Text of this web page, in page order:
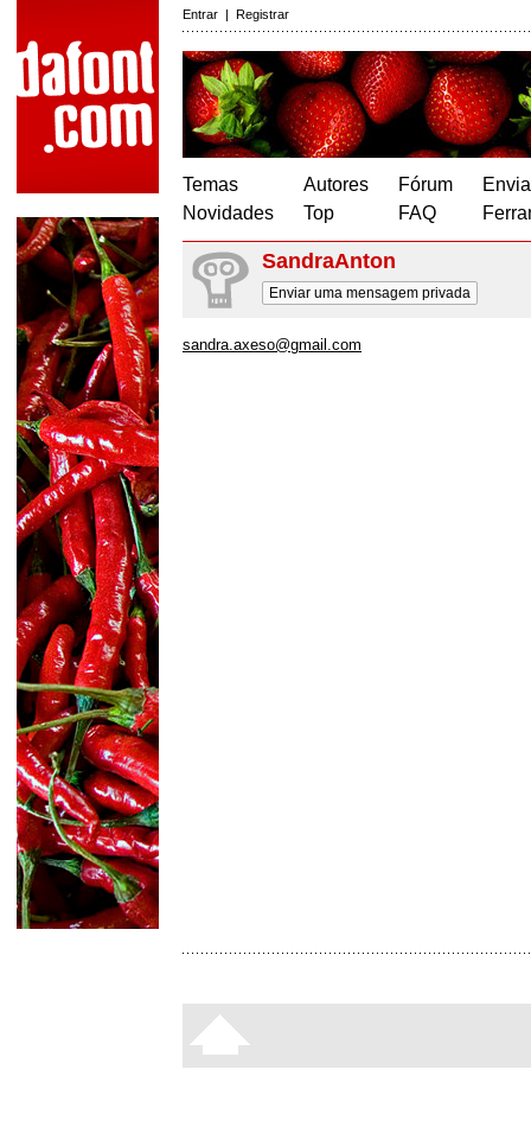
Entrar | Registrar
Temas
Novidades
Autores
Top
Fórum
FAQ
SandraAnton
Enviar uma mensagem privada
sandra.axeso@gmail.com